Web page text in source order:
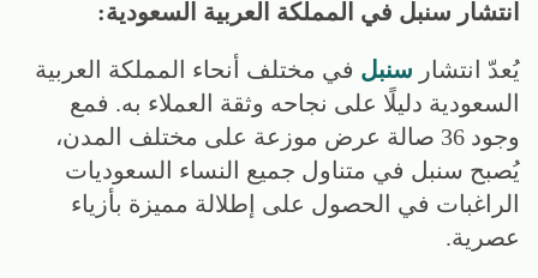
انتشار سنبل في المملكة العربية السعودية:
يُعدّ انتشار سنبل في مختلف أنحاء المملكة العربية
السعودية دليلًا على نجاحه وثقة العملاء به. فمع
وجود 36 صالة عرض موزعة على مختلف المدن،
يُصبح سنبل في متناول جميع النساء السعوديات
الراغبات في الحصول على إطلالة مميزة بأزياء
عصرية.